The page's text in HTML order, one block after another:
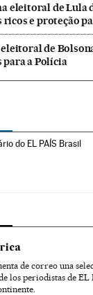
eleitoral de Lula
ricos e proteção
de
a Polícia
do EL PAÍS Brasil
de correo una
los periodistas de